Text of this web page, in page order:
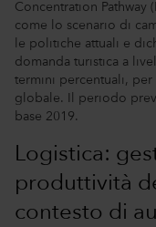
Concentration Pathway
come lo scenario di
le politiche attuali e
domanda turistica a
termini percentuali, per
globale. Il periodo
base 2019.
Logistica:
produttività
contesto di